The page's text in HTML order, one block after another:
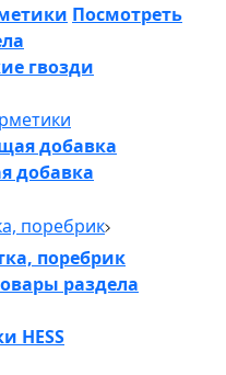
Посмотреть
гвозди
добавка
добавка
поребрик
поребрик
раздела
HESS